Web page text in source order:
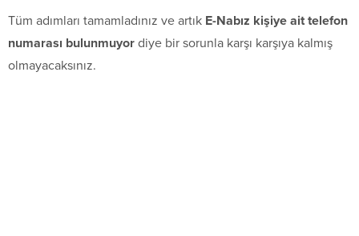
Tüm adımları tamamladınız ve artık E-Nabız kişiye ait telefon
numarası bulunmuyor diye bir sorunla karşı karşıya kalmış
olmayacaksınız.